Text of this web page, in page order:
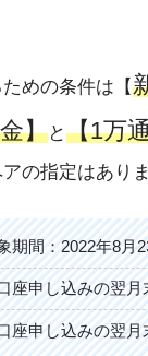
めの条件は【
】と【1万
の指定はありま
期間：2022年8月
座申し込みの翌月
座申し込みの翌月